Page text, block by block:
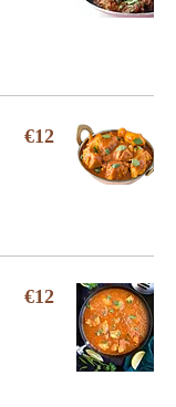
€12
€12